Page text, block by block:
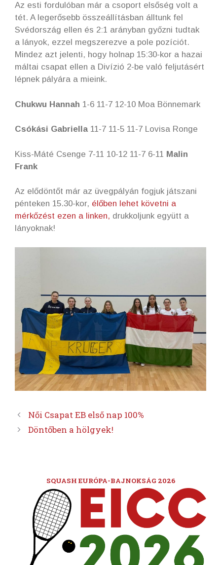
Az esti fordulóban már a csoport elsőség volt a
tét. A legerősebb összeállításban álltunk fel
Svédország ellen és 2:1 arányban győzni tudtak
a lányok, ezzel megszerezve a pole pozíciót.
Mindez azt jelenti, hogy holnap 15:30-kor a hazai
máltai csapat ellen a Divízió 2-be való feljutásért
lépnek pályára a mieink.
Chukwu Hannah 1-6 11-7 12-10 Moa Bönnemark
Csókási Gabriella 11-7 11-5 11-7 Lovisa Ronge
Kiss-Máté Csenge 7-11 10-12 11-7 6-11 Malin
Frank
Az elődöntőt már az üvegpályán fogjuk játszani
pénteken 15.30-kor, élőben lehet követni a
mérkőzést ezen a linken, drukkoljunk együtt a
lányoknak!
Női Csapat EB első nap 100%
Döntőben a hölgyek!
SQUASH EURÓPA-BAJNOKSÁG 2026